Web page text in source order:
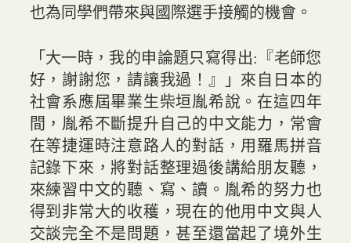
也為同學們帶來與國際選手接觸的機會。
「大一時，我的申論題只寫得出:『老師您
好，謝謝您，請讓我過！』」來自日本的
社會系應屆畢業生柴垣胤希說。在這四年
間，胤希不斷提升自己的中文能力，常會
在等捷運時注意路人的對話，用羅馬拼音
記錄下來，將對話整理過後講給朋友聽，
來練習中文的聽、寫、讀。胤希的努力也
得到非常大的收穫，現在的他用中文與人
交談完全不是問題，甚至還當起了境外生